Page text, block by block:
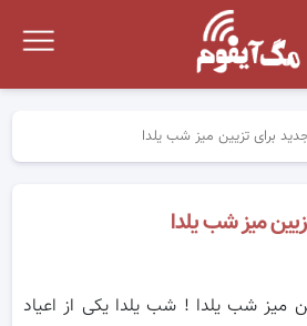
میز شب یلدا ! شب یلدا یکی از اعیاد